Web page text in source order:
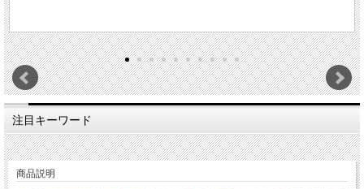
注目キーワード
商品説明